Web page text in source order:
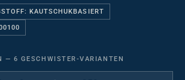
KAUTSCHUKBASIERT
— 6 GESCHWISTER-VARIANTEN